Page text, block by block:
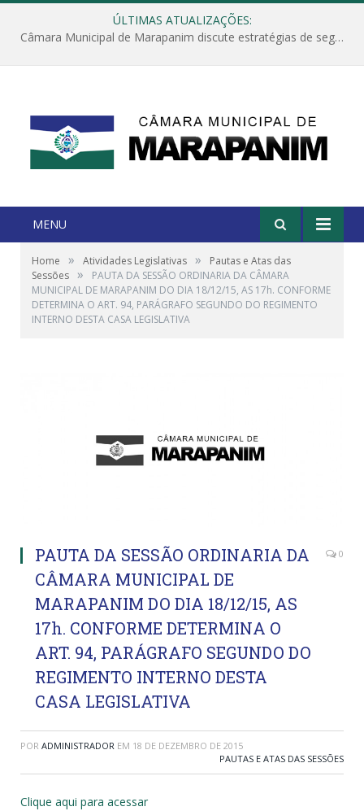
ÚLTIMAS ATUALIZAÇÕES:
Câmara Municipal de Marapanim discute estratégias de segurança com autoridades e poder executivo
MENU
Home » Atividades Legislativas »
Pautas e Atas das
Sessões »
PAUTA DA SESSÃO ORDINARIA DA CÂMARA
MUNICIPAL DE MARAPANIM DO DIA 18/12/15, AS 17h. CONFORME
DETERMINA O ART. 94, PARÁGRAFO SEGUNDO DO REGIMENTO
INTERNO DESTA CASA LEGISLATIVA
PAUTA DA SESSÃO ORDINARIA DA
CÂMARA MUNICIPAL DE
MARAPANIM DO DIA 18/12/15, AS
17h. CONFORME DETERMINA O
ART. 94, PARÁGRAFO SEGUNDO DO
REGIMENTO INTERNO DESTA
CASA LEGISLATIVA
0
POR ADMINISTRADOR EM 18 DE DEZEMBRO DE 2015
PAUTAS E ATAS DAS SESSÕES
Clique aqui para acessar